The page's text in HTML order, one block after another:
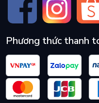
Phương thức thanh